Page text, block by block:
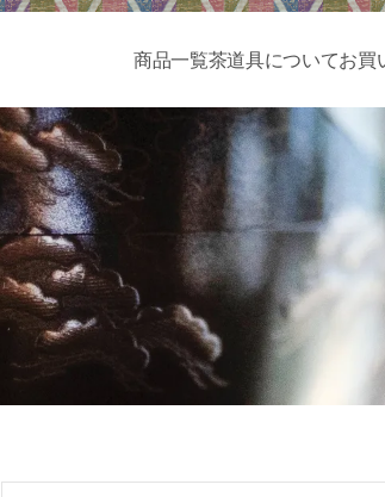
商品一覧茶道具についてお買